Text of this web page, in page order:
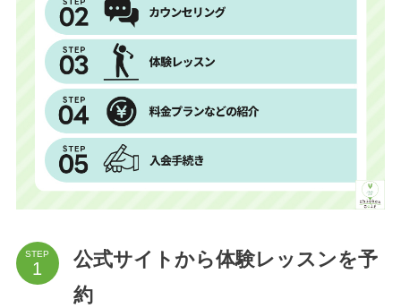
STEP
公式サイトから体験レッスンを予
約